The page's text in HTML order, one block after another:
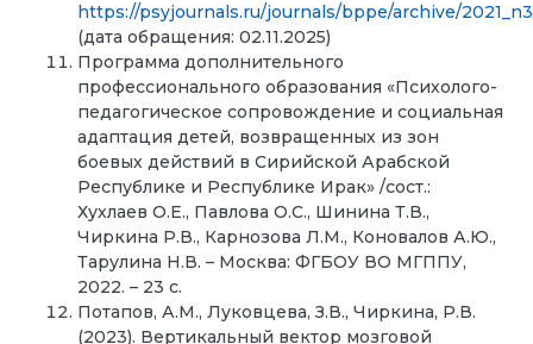
https://psyjournals.ru/journals/bppe/archive/
(дата обращения: 02.11.2025)
Программа дополнительного
профессионального образования «Психолого-
педагогическое сопровождение и социальная
адаптация детей, возвращенных из зон
боевых действий в Сирийской Арабской
Республике и Республике Ирак» /сост.:
Хухлаев О.Е., Павлова О.С., Шинина Т.В.,
Чиркина Р.В., Карнозова Л.М., Коновалов А.Ю.,
Тарулина Н.В. – Москва: ФГБОУ ВО МГППУ,
2022. – 23 с.
Потапов, А.М., Луковцева, З.В., Чиркина, Р.В.
(2023). Вертикальный вектор мозговой